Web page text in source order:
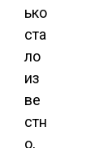
ько
ста
ло
из
ве
стн
о,